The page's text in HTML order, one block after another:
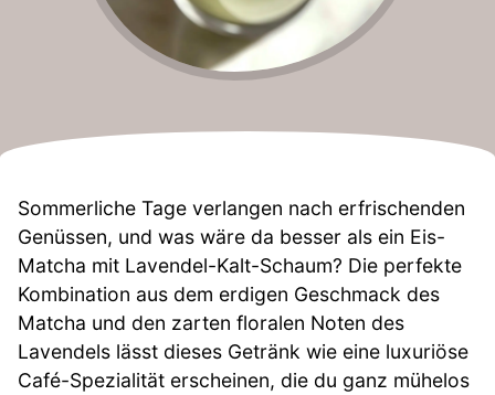
Sommerliche Tage verlangen nach erfrischenden
Genüssen, und was wäre da besser als ein Eis-
Matcha mit Lavendel-Kalt-Schaum? Die perfekte
Kombination aus dem erdigen Geschmack des
Matcha und den zarten floralen Noten des
Lavendels lässt dieses Getränk wie eine luxuriöse
Café-Spezialität erscheinen, die du ganz mühelos